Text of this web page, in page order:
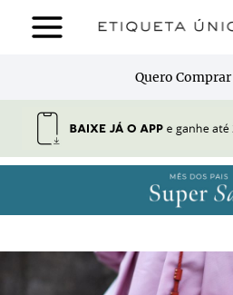
para
Quero Comprar